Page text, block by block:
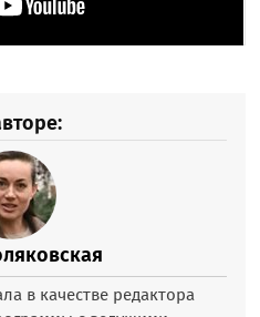
в качестве редактора